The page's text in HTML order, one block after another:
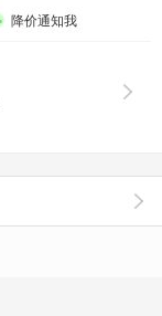
降价通知我